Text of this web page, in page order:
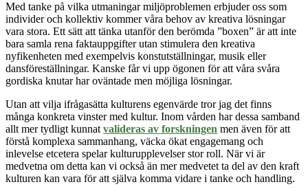
Med tanke på vilka utmaningar miljöproblemen erbjuder oss som
individer och kollektiv kommer våra behov av kreativa lösningar
vara stora. Ett sätt att tänka utanför den berömda ”boxen” är att inte
bara samla rena faktauppgifter utan stimulera den kreativa
nyfikenheten med exempelvis konstutställningar, musik eller
dansföreställningar. Kanske får vi upp ögonen för att våra svåra
gordiska knutar har oväntade men möjliga lösningar.
Utan att vilja ifrågasätta kulturens egenvärde tror jag det finns
många konkreta vinster med kultur. Inom vården har dessa samband
allt mer tydligt kunnat valideras av forskningen men även för att
förstå komplexa sammanhang, väcka ökat engagemang och
inlevelse etcetera spelar kulturupplevelser stor roll. När vi är
medvetna om detta kan vi också än mer medvetet ta del av den kraft
kulturen kan vara för att själva komma vidare i tanke och handling.